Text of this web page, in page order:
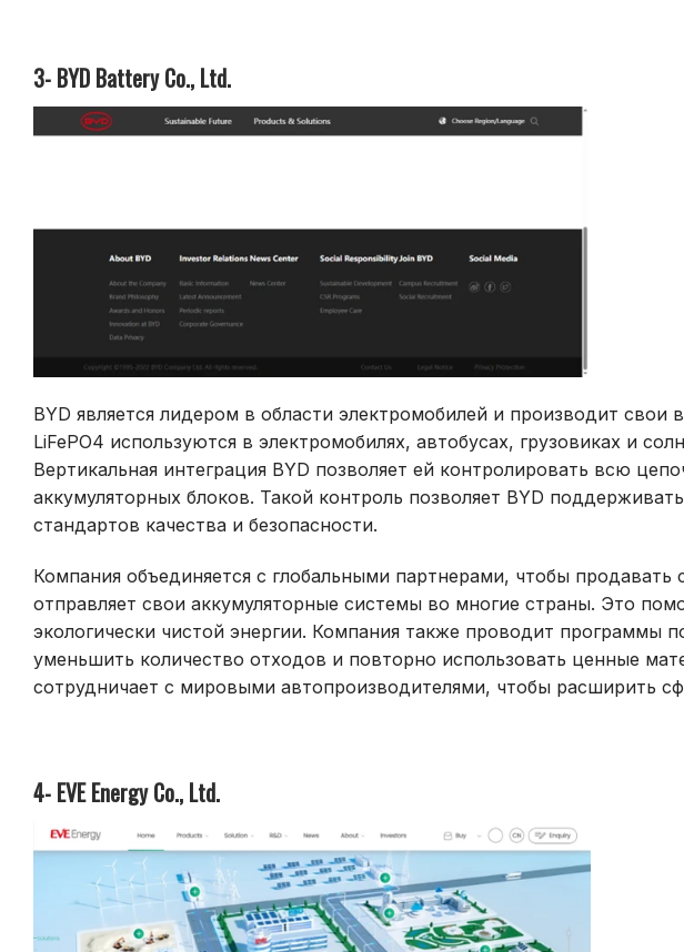
3- BYD Battery Co., Ltd.
BYD является лидером в области электромобилей и производит свои
LiFePO4 используются в электромобилях, автобусах, грузовиках и
Вертикальная интеграция BYD позволяет ей контролировать всю
аккумуляторных блоков. Такой контроль позволяет BYD
стандартов качества и безопасности.
Компания объединяется с глобальными партнерами, чтобы продавать
отправляет свои аккумуляторные системы во многие страны. Это
экологически чистой энергии. Компания также проводит программы
уменьшить количество отходов и повторно использовать ценные
сотрудничает с мировыми автопроизводителями, чтобы расширить
4- EVE Energy Co., Ltd.